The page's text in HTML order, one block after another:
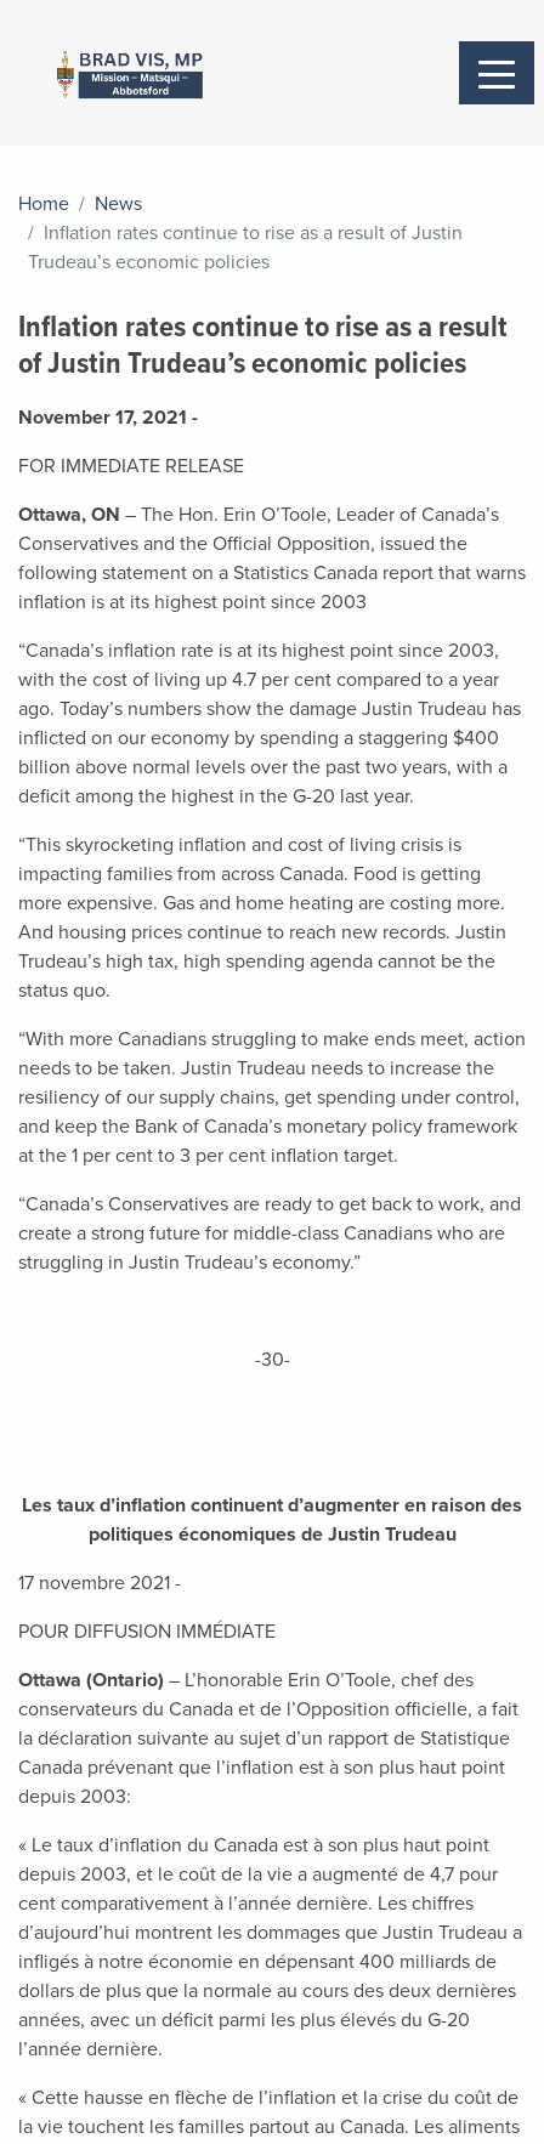
Home
News
Inflation rates continue to rise as a result of Justin
Trudeau’s economic policies
Inflation rates continue to rise as a result
of Justin Trudeau’s economic policies
November 17, 2021 -
FOR IMMEDIATE RELEASE
Ottawa, ON – The Hon. Erin O’Toole, Leader of Canada’s
Conservatives and the Official Opposition, issued the
following statement on a Statistics Canada report that warns
inflation is at its highest point since 2003
“Canada’s inflation rate is at its highest point since 2003,
with the cost of living up 4.7 per cent compared to a year
ago. Today’s numbers show the damage Justin Trudeau has
inflicted on our economy by spending a staggering $400
billion above normal levels over the past two years, with a
deficit among the highest in the G-20 last year.
“This skyrocketing inflation and cost of living crisis is
impacting families from across Canada. Food is getting
more expensive. Gas and home heating are costing more.
And housing prices continue to reach new records. Justin
Trudeau’s high tax, high spending agenda cannot be the
status quo.
“With more Canadians struggling to make ends meet, action
needs to be taken. Justin Trudeau needs to increase the
resiliency of our supply chains, get spending under control,
and keep the Bank of Canada’s monetary policy framework
at the 1 per cent to 3 per cent inflation target.
“Canada’s Conservatives are ready to get back to work, and
create a strong future for middle-class Canadians who are
struggling in Justin Trudeau’s economy.”
-30-
Les taux d’inflation continuent d’augmenter en raison des
politiques économiques de Justin Trudeau
17 novembre 2021 -
POUR DIFFUSION IMMÉDIATE
Ottawa (Ontario) – L’honorable Erin O’Toole, chef des
conservateurs du Canada et de l’Opposition officielle, a fait
la déclaration suivante au sujet d’un rapport de Statistique
Canada prévenant que l’inflation est à son plus haut point
depuis 2003:
« Le taux d’inflation du Canada est à son plus haut point
depuis 2003, et le coût de la vie a augmenté de 4,7 pour
cent comparativement à l’année dernière. Les chiffres
d’aujourd’hui montrent les dommages que Justin Trudeau a
infligés à notre économie en dépensant 400 milliards de
dollars de plus que la normale au cours des deux dernières
années, avec un déficit parmi les plus élevés du G-20
l’année dernière.
« Cette hausse en flèche de l’inflation et la crise du coût de
la vie touchent les familles partout au Canada. Les aliments